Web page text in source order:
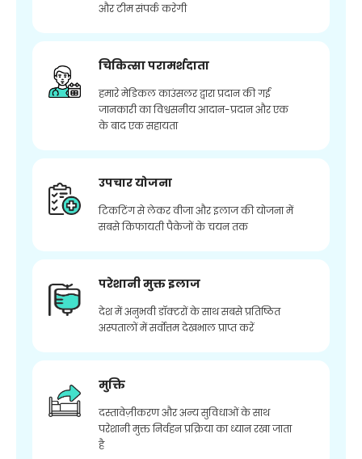
और टीम संपर्क करेगी
चिकित्सा परामर्शदाता
हमारे मेडिकल काउंसलर द्वारा प्रदान की गई
जानकारी का विश्वसनीय आदान-प्रदान और एक
के बाद एक सहायता
उपचार योजना
टिकटिंग से लेकर वीजा और इलाज की योजना में
सबसे किफायती पैकेजों के चयन तक
परेशानी मुक्त इलाज
देश में अनुभवी डॉक्टरों के साथ सबसे प्रतिष्ठित
अस्पतालों में सर्वोत्तम देखभाल प्राप्त करें
मुक्ति
दस्तावेज़ीकरण और अन्य सुविधाओं के साथ
परेशानी मुक्त निर्वहन प्रक्रिया का ध्यान रखा जाता
है